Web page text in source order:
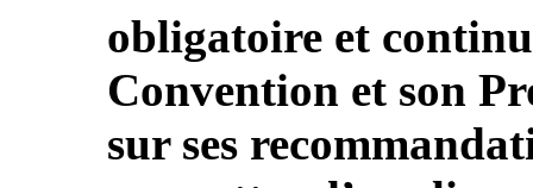
obligatoire et
Convention et son
sur ses